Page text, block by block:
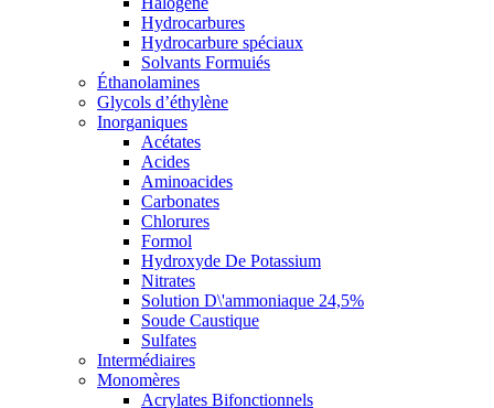
Hydrocarbures
Hydrocarbure spéciaux
Solvants Formuiés
Éthanolamines
Glycols d’éthylène
Inorganiques
Acétates
Acides
Aminoacides
Carbonates
Chlorures
Formol
Hydroxyde De Potassium
Nitrates
Solution D\'ammoniaque 24,5%
Soude Caustique
Sulfates
Intermédiaires
Monomères
Acrylates Bifonctionnels